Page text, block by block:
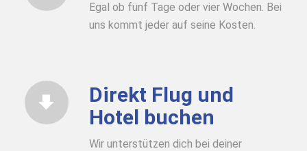
Egal ob fünf Tage oder vier Wochen. Bei
uns kommt jeder auf seine Kosten.
Direkt Flug und
Hotel buchen
Wir unterstützen dich bei deiner